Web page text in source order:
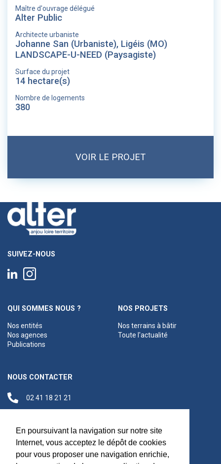
En poursuivant la navigation sur notre site
Internet, vous acceptez le dépôt de cookies
pour vous proposer une navigation enrichie,
Maître d'ouvrage délégué
Alter Public
Architecte urbaniste
Johanne San (Urbaniste), Ligéis (MO)
LANDSCAPE-U-NEED (Paysagiste)
Surface du projet
14 hectare(s)
Nombre de logements
380
VOIR LE PROJET
SUIVEZ-NOUS
QUI SOMMES NOUS ?
Nos entités
Nos agences
Publications
NOS PROJETS
Nos terrains à bâtir
Toute l'actualité
NOUS CONTACTER
02 41 18 21 21
Siège social
Maréchal Foch,
49100 Angers